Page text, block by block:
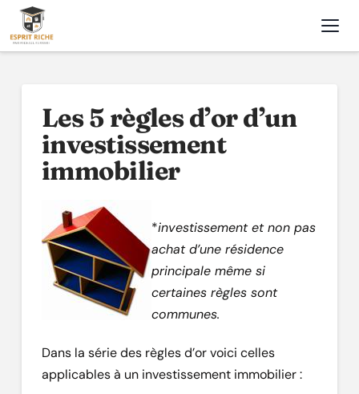
Les 5 règles d’or d’un
investissement
immobilier
*investissement et non pas
achat d’une résidence
principale même si
certaines règles sont
communes.
Dans la série des règles d’or voici celles
applicables à un investissement immobilier :